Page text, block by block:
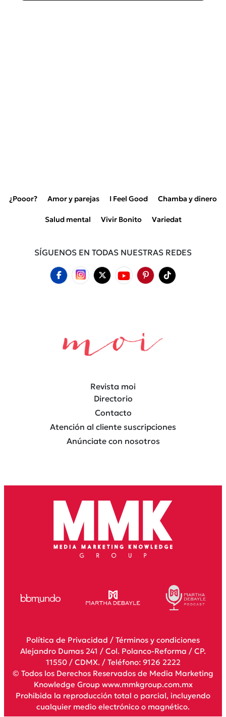
¿Pooor? Amor y parejas I Feel Good Chamba y dinero
Salud mental Vivir Bonito Variedat
SÍGUENOS EN TODAS NUESTRAS REDES
Revista moi
Directorio
Contacto
Atención al cliente suscripciones
Anúnciate con nosotros
Política de Privacidad / Términos y condiciones
Alejandro Dumas 241 / Col. Polanco-Reforma / CP.
11550 / CDMX. / Teléfono: 9126 2222
© Todos los Derechos Reservados de Media Marketing
Knowledge Group www.mmkgroup.com.mx
Prohibida la reproducción total o parcial, incluyendo
cualquier medio electrónico o magnético.